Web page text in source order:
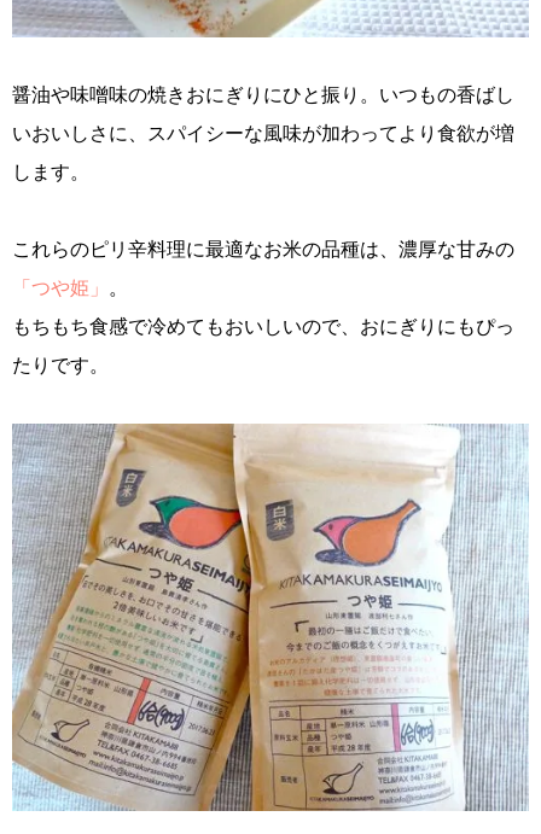
醤油や味噌味の焼きおにぎりにひと振り。いつもの香ばし
いおいしさに、スパイシーな風味が加わってより食欲が増
します。
これらのピリ辛料理に最適なお米の品種は、濃厚な甘みの
「つや姫」
。
もちもち食感で冷めてもおいしいので、おにぎりにもぴっ
たりです。